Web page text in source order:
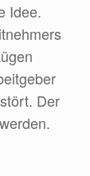
Idee.
Der